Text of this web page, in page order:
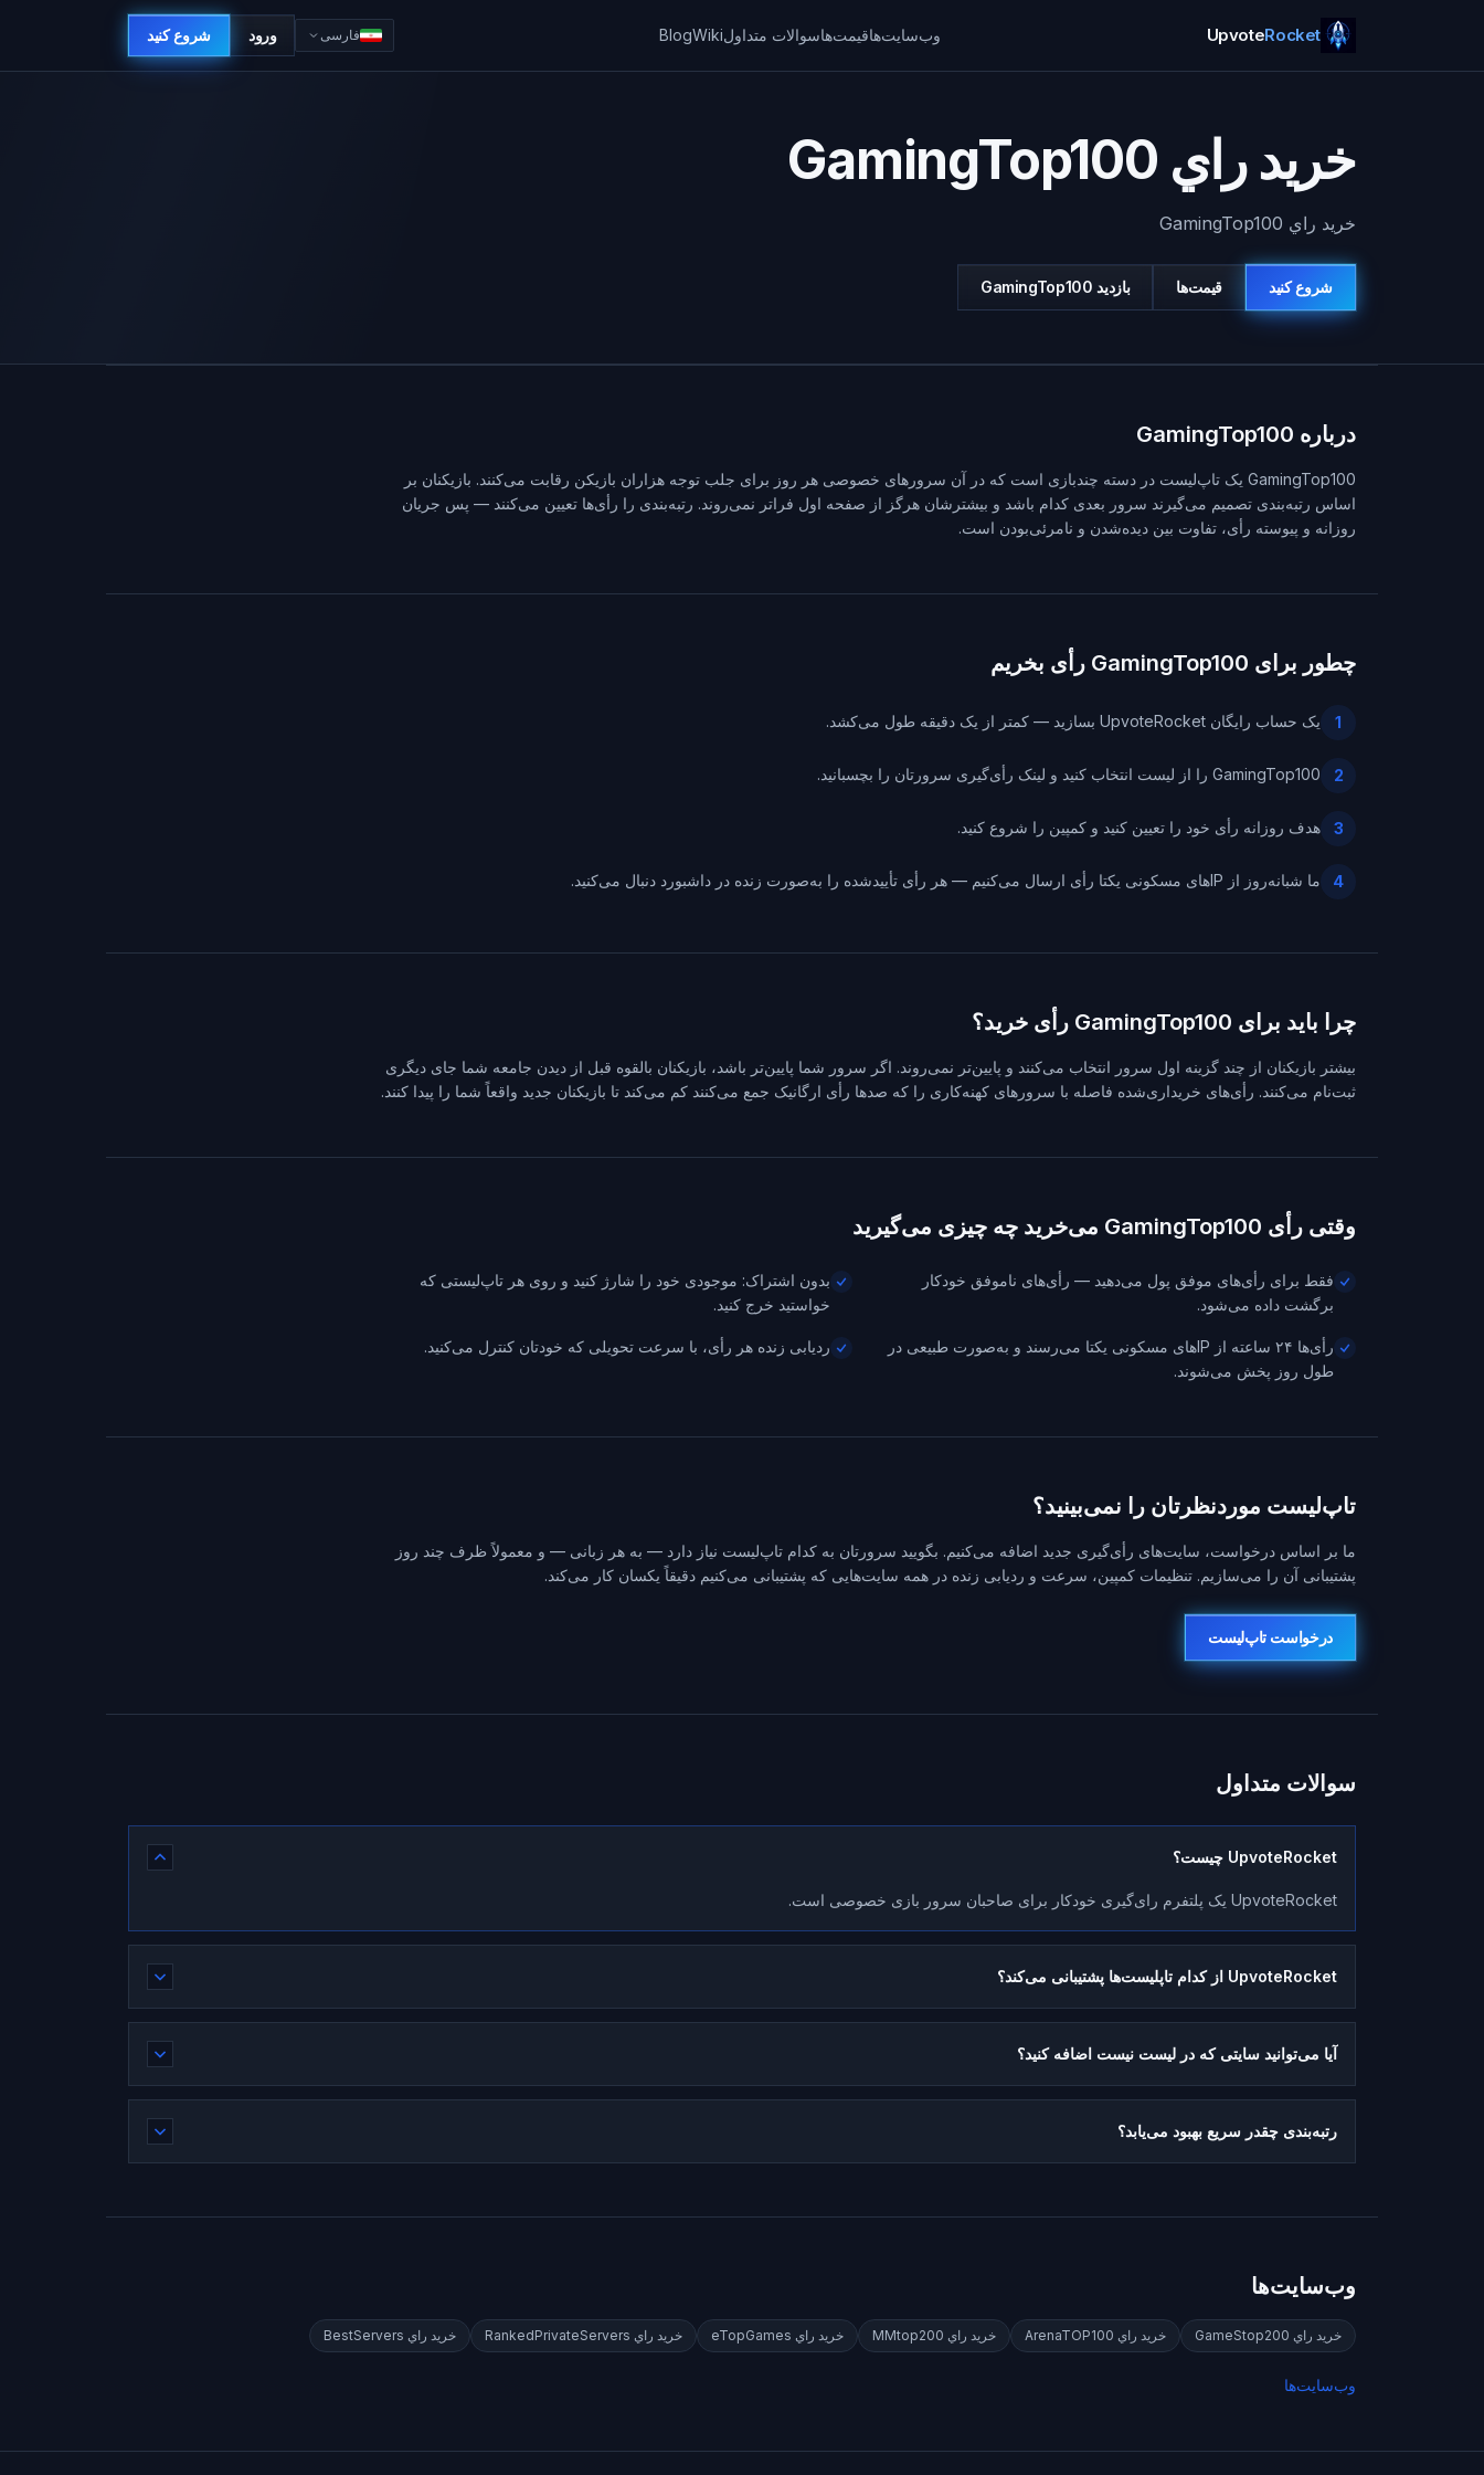
UpvoteRocket وب‌سایت‌هاقیمت‌هاسوالات متداولWiki
Blog فارسی ورود شروع کنید
خريد راي GamingTop100
خريد راي GamingTop100
شروع کنید قیمت‌ها بازديد GamingTop100
درباره GamingTop100
GamingTop100 یک تاپ‌لیست در دسته چندبازی است که در آن سرورهای خصوصی هر روز برای جلب توجه هزاران بازیکن رقابت می‌کنند. بازیکنان بر
اساس رتبه‌بندی تصمیم می‌گیرند سرور بعدی کدام باشد و بیشترشان هرگز از صفحه اول فراتر نمی‌روند. رتبه‌بندی را رأی‌ها تعیین می‌کنند — پس جریان
روزانه و پیوسته رأی، تفاوت بین دیده‌شدن و نامرئی‌بودن است.
چطور برای GamingTop100 رأی بخریم
1 یک حساب رایگان UpvoteRocket بسازید — کمتر از یک دقیقه طول می‌کشد.
2 GamingTop100 را از لیست انتخاب کنید و لینک رأی‌گیری سرورتان را بچسبانید.
3 هدف روزانه رأی خود را تعیین کنید و کمپین را شروع کنید.
4 ما شبانه‌روز از IPهای مسکونی یکتا رأی ارسال می‌کنیم — هر رأی تأییدشده را به‌صورت زنده در داشبورد دنبال می‌کنید.
چرا باید برای GamingTop100 رأی خرید؟
بیشتر بازیکنان از چند گزینه اول سرور انتخاب می‌کنند و پایین‌تر نمی‌روند. اگر سرور شما پایین‌تر باشد، بازیکنان بالقوه قبل از دیدن جامعه شما جای دیگری
ثبت‌نام می‌کنند. رأی‌های خریداری‌شده فاصله با سرورهای کهنه‌کاری را که صدها رأی ارگانیک جمع می‌کنند کم می‌کند تا بازیکنان جدید واقعاً شما را پیدا کنند.
وقتی رأی GamingTop100 می‌خرید چه چیزی می‌گیرید
فقط برای رأی‌های موفق پول می‌دهید — رأی‌های ناموفق خودکار
برگشت داده می‌شود.
بدون اشتراک: موجودی خود را شارژ کنید و روی هر تاپ‌لیستی که
خواستید خرج کنید.
رأی‌ها ۲۴ ساعته از IPهای مسکونی یکتا می‌رسند و به‌صورت طبیعی در
طول روز پخش می‌شوند.
ردیابی زنده هر رأی، با سرعت تحویلی که خودتان کنترل می‌کنید.
تاپ‌لیست موردنظرتان را نمی‌بینید؟
ما بر اساس درخواست، سایت‌های رأی‌گیری جدید اضافه می‌کنیم. بگویید سرورتان به کدام تاپ‌لیست نیاز دارد — به هر زبانی — و معمولاً ظرف چند روز
پشتیبانی آن را می‌سازیم. تنظیمات کمپین، سرعت و ردیابی زنده در همه سایت‌هایی که پشتیبانی می‌کنیم دقیقاً یکسان کار می‌کند.
درخواست تاپ‌لیست
سوالات متداول
UpvoteRocket چیست؟
UpvoteRocket یک پلتفرم رای‌گیری خودکار برای صاحبان سرور بازی خصوصی است.
UpvoteRocket از کدام تاپلیست‌ها پشتیبانی می‌کند؟
آیا می‌توانید سایتی که در لیست نیست اضافه کنید؟
رتبه‌بندی چقدر سریع بهبود می‌یابد؟
وب‌سایت‌ها
خريد راي GameStop200 خريد راي ArenaTOP100 خريد راي MMtop200 خريد راي eTopGames خريد راي RankedPrivateServers خريد راي BestServers
وب‌سایت‌ها